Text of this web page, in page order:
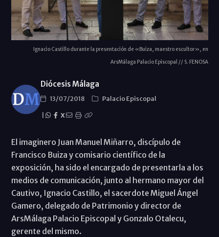
Ignacio Castillo durante la presentación de «Buiza, maestro escultor», en
ArsMálaga Palacio Episcopal // S. FENOSA
Diócesis Málaga
13/07/2018
Palacio Episcopal
X
El imaginero Juan Manuel Miñarro, discípulo de
Francisco Buiza y comisario científico de la
exposición, ha sido el encargado de presentarla a los
medios de comunicación, junto al hermano mayor del
Cautivo, Ignacio Castillo, el sacerdote Miguel Ángel
Gamero, delegado de Patrimonio y director de
ArsMálaga Palacio Episcopal y Gonzalo Otalecu,
gerente del mismo.